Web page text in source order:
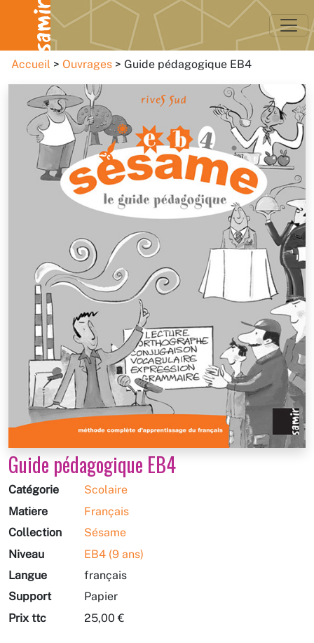
Accueil Ouvrages Guide pédagogique EB4
Guide pédagogique EB4
Catégorie
Scolaire
Matière
Français
Collection
Sésame
Niveau
EB4 (9 ans)
Langue
français
Support
Papier
Prix ttc
25,00 €